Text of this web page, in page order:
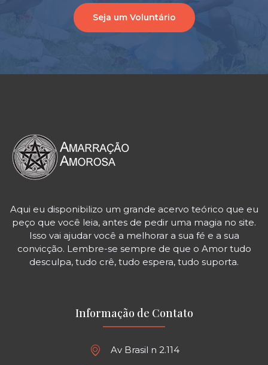
Seja um Voluntário
Aqui eu disponibilizo um grande acervo teórico que eu
peço que você leia, antes de pedir uma magia no site.
Isso vai ajudar você a melhorar a sua fé e a sua
convicção. Lembre-se sempre de que o Amor tudo
desculpa, tudo crê, tudo espera, tudo suporta.
Informação de Contato
Av Brasil n 2.114